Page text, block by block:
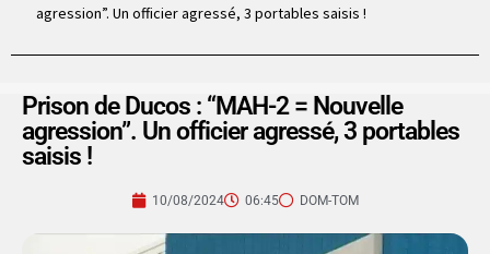
agression”. Un officier agressé, 3 portables saisis !
Prison de Ducos : “MAH-2 = Nouvelle
agression”. Un officier agressé, 3 portables
saisis !
10/08/2024 06:45 DOM-TOM